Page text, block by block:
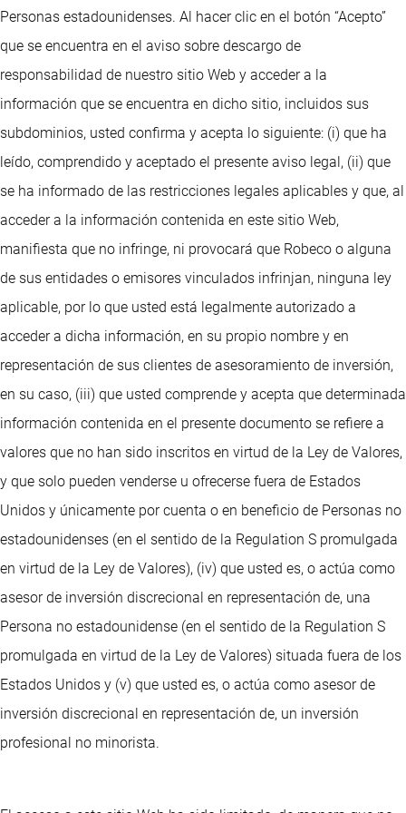
Personas estadounidenses. Al hacer clic en el botón “Acepto”
que se encuentra en el aviso sobre descargo de
responsabilidad de nuestro sitio Web y acceder a la
información que se encuentra en dicho sitio, incluidos sus
subdominios, usted confirma y acepta lo siguiente: (i) que ha
leído, comprendido y aceptado el presente aviso legal, (ii) que
se ha informado de las restricciones legales aplicables y que, al
acceder a la información contenida en este sitio Web,
manifiesta que no infringe, ni provocará que Robeco o alguna
de sus entidades o emisores vinculados infrinjan, ninguna ley
aplicable, por lo que usted está legalmente autorizado a
acceder a dicha información, en su propio nombre y en
representación de sus clientes de asesoramiento de inversión,
en su caso, (iii) que usted comprende y acepta que determinada
información contenida en el presente documento se refiere a
valores que no han sido inscritos en virtud de la Ley de Valores,
y que solo pueden venderse u ofrecerse fuera de Estados
Unidos y únicamente por cuenta o en beneficio de Personas no
estadounidenses (en el sentido de la Regulation S promulgada
en virtud de la Ley de Valores), (iv) que usted es, o actúa como
asesor de inversión discrecional en representación de, una
Persona no estadounidense (en el sentido de la Regulation S
promulgada en virtud de la Ley de Valores) situada fuera de los
Estados Unidos y (v) que usted es, o actúa como asesor de
inversión discrecional en representación de, un inversión
profesional no minorista.